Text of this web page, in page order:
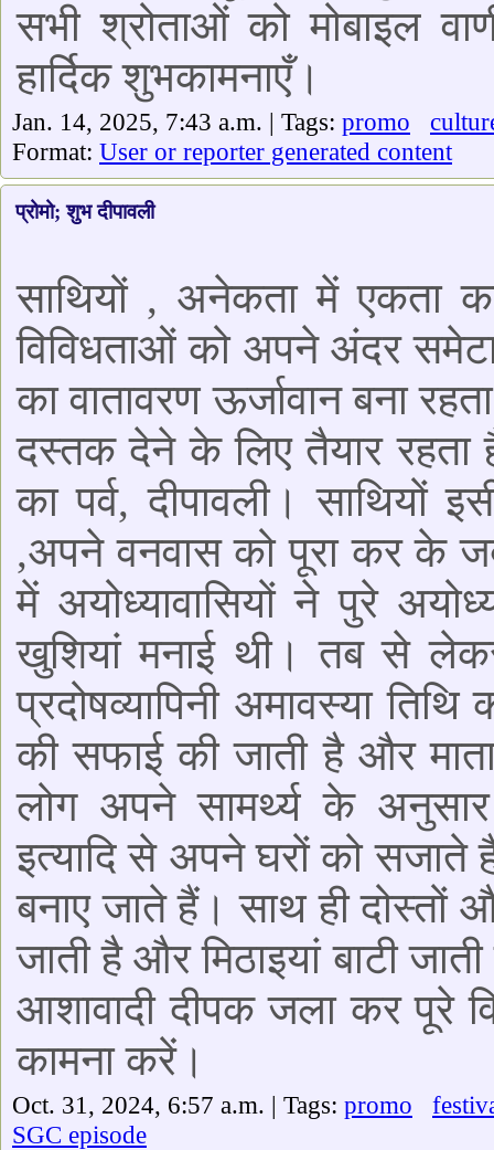
सभी श्रोताओं को मोबाइल
हार्दिक शुभकामनाएँ।
Jan. 14, 2025, 7:43 a.m. | Tags: promo
Format: User or reporter generated content
प्रोमो; शुभ दीपावली
साथियों , अनेकता में एकता
विविधताओं को अपने अंदर
का वातावरण ऊर्जावान बना
दस्तक देने के लिए तैयार रहता
का पर्व, दीपावली। साथियों
,अपने वनवास को पूरा कर के
में अयोध्यावासियों ने पुरे
खुशियां मनाई थी। तब से
प्रदोषव्यापिनी अमावस्या
की सफाई की जाती है और
लोग अपने सामर्थ्य के अनुसार
इत्यादि से अपने घरों को
बनाए जाते हैं। साथ ही दोस्तों
जाती है और मिठाइयां बाटी
आशावादी दीपक जला कर पूरे
कामना करें।
Oct. 31, 2024, 6:57 a.m. | Tags: promo
SGC episode